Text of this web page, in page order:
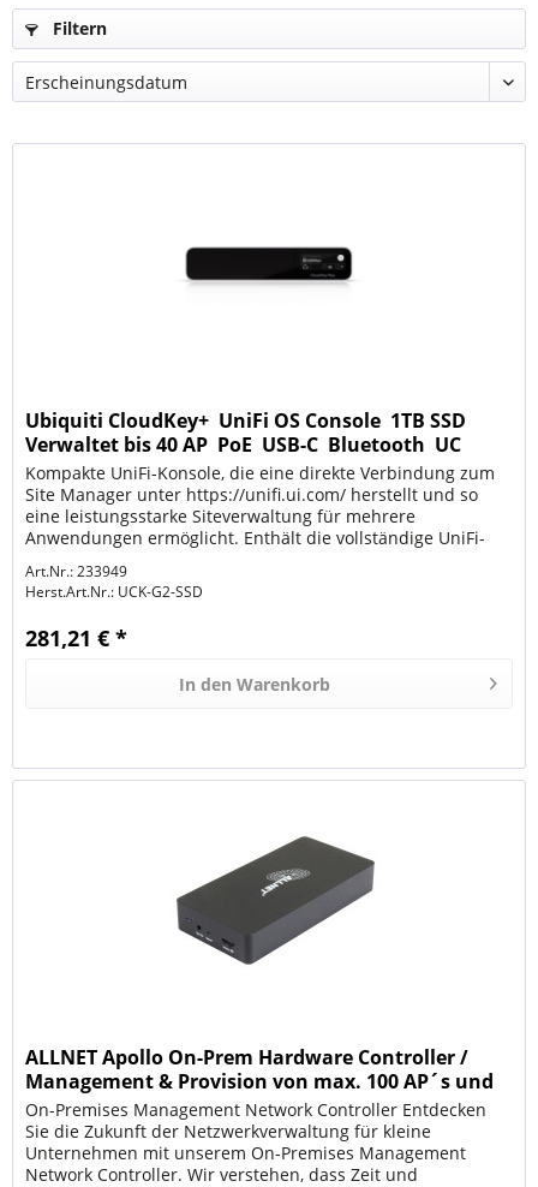
Filtern
Ubiquiti CloudKey+  UniFi OS Console  1TB SSD 
Verwaltet bis 40 AP  PoE  USB-C  Bluetooth  UC
Kompakte UniFi-Konsole, die eine direkte Verbindung zum
Site Manager unter https://unifi.ui.com/ herstellt und so
eine leistungsstarke Siteverwaltung für mehrere
Anwendungen ermöglicht. Enthält die vollständige UniFi-
Art.Nr.: 233949
Herst.Art.Nr.: UCK-G2-SSD
281,21 € *
In den Warenkorb
ALLNET Apollo On-Prem Hardware Controller /
Management & Provision von max. 100 AP´s und
Switche Apo
On-Premises Management Network Controller Entdecken
Sie die Zukunft der Netzwerkverwaltung für kleine
Unternehmen mit unserem On-Premises Management
Network Controller. Wir verstehen, dass Zeit und